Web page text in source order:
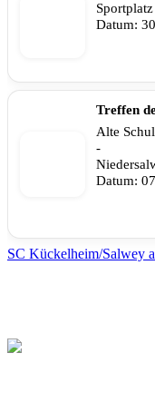
Datum:
Treffen
Alte
-
Datum:
SC Kückelheim/Salwey